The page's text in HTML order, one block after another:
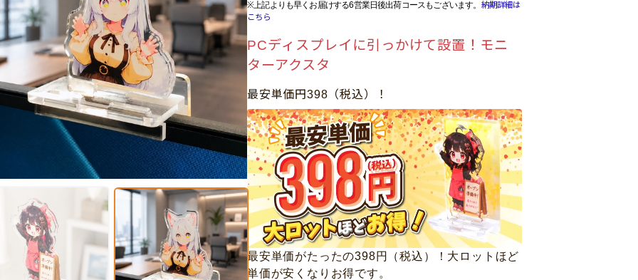
※上記よりも早くお届けする6営業日後出荷コースもございます。 納期詳細は
こちら
PCディスプレイに引っかけて設置！モニ
ターアクスタ
最安単価円398（税込）！
最安単価がたったの398円（税込）！大ロットほど
単価が安くなりお得です。